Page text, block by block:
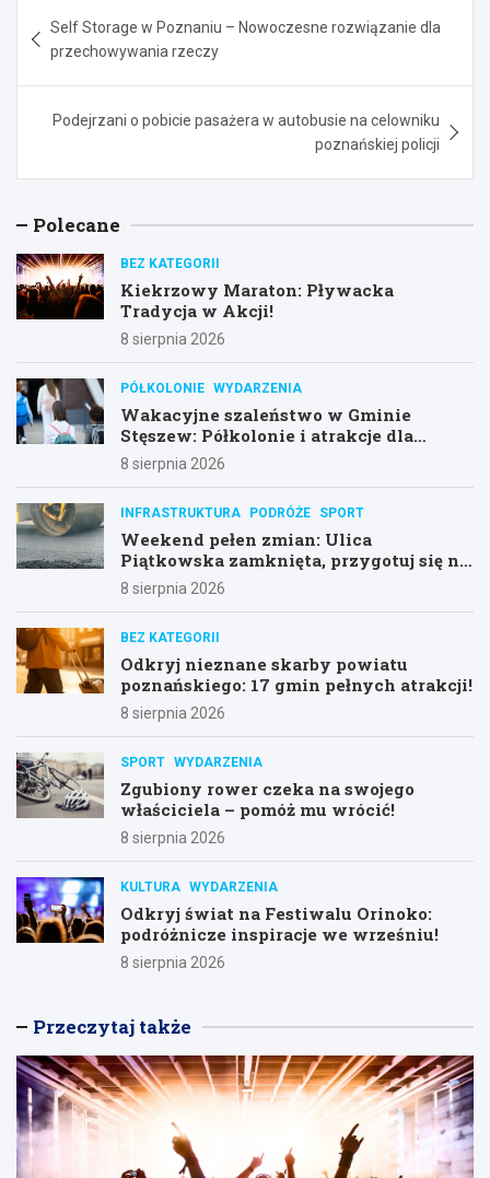
wpisu
Self Storage w Poznaniu – Nowoczesne rozwiązanie dla
przechowywania rzeczy
Podejrzani o pobicie pasażera w autobusie na celowniku
poznańskiej policji
Polecane
BEZ KATEGORII
Kiekrzowy Maraton: Pływacka
Tradycja w Akcji!
8 sierpnia 2026
PÓŁKOLONIE WYDARZENIA
Wakacyjne szaleństwo w Gminie
Stęszew: Półkolonie i atrakcje dla
dzieci!
8 sierpnia 2026
INFRASTRUKTURA PODRÓŻE SPORT
Weekend pełen zmian: Ulica
Piątkowska zamknięta, przygotuj się na
objazdy!
8 sierpnia 2026
BEZ KATEGORII
Odkryj nieznane skarby powiatu
poznańskiego: 17 gmin pełnych atrakcji!
8 sierpnia 2026
SPORT WYDARZENIA
Zgubiony rower czeka na swojego
właściciela – pomóż mu wrócić!
8 sierpnia 2026
KULTURA WYDARZENIA
Odkryj świat na Festiwalu Orinoko:
podróżnicze inspiracje we wrześniu!
8 sierpnia 2026
Przeczytaj także